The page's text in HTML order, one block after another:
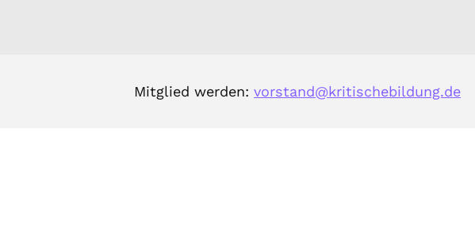
Mitglied werden: vorstand@kritischebildung.de